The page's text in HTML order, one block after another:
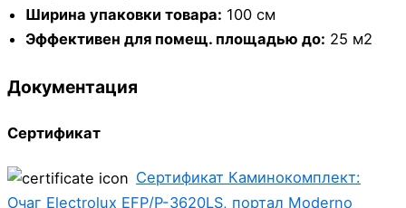
Ширина упаковки товара: 100 см
Эффективен для помещ. площадью до: 25 м2
Документация
Сертификат
Сертификат Каминокомплект:
Очаг Electrolux EFP/P-3620LS, портал Moderno